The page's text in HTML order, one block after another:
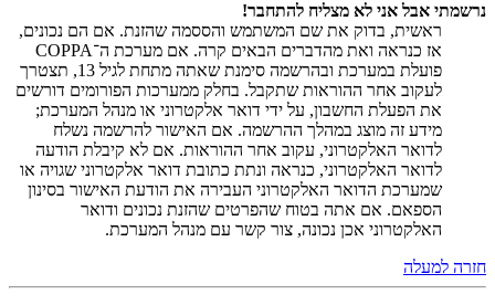
נרשמתי אבל אני לא מצליח להתחבר!
ראשית, בדוק את שם המשתמש והססמה שהזנת. אם הם נכונים,
אז כנראה ואת מהדברים הבאים קרה. אם מערכת ה־COPPA
פועלת במערכת ובהרשמה סימנת שאתה מתחת לגיל 13, תצטרך
לעקוב אחר ההוראות שתקבל. בחלק ממערכות הפורומים דורשים
את הפעלת החשבון, על ידי דואר אלקטרוני או מנהל המערכת;
מידע זה מוצג במהלך ההרשמה. אם האישור להרשמה נשלח
לדואר האלקטרוני, עקוב אחר ההוראות. אם לא קיבלת הודעה
לדואר האלקטרוני, כנראה ונתת כתובת דואר אלקטרוני שגויה או
שמערכת הדואר האלקטרוני העבירה את הודעת האישור בסינון
הספאם. אם אתה בטוח שהפרטים שהזנת נכונים ודואר
האלקטרוני אכן נכונה, צור קשר עם מנהל המערכת.
חזרה למעלה